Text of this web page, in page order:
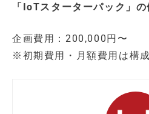
「IoTスターターパック」の
企画費用：200,000円〜
※初期費用・月額費用は構